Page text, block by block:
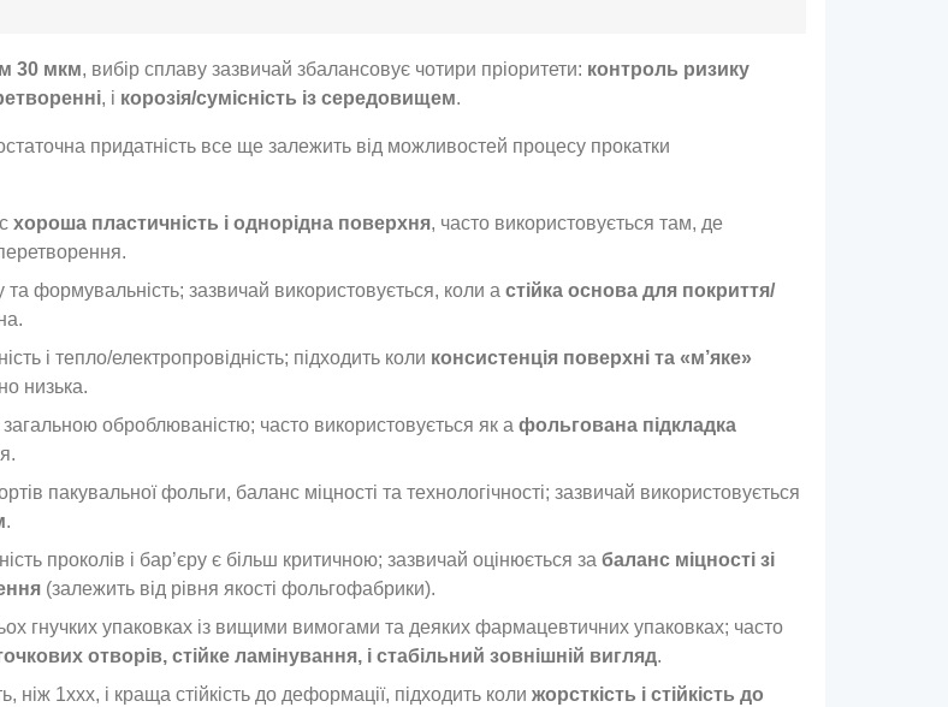
30 мкм, вибір сплаву зазвичай збалансовує чотири пріоритети: контроль ризику
, і корозія/сумісність із середовищем.
придатність все ще залежить від можливостей процесу прокатки
хороша пластичність і однорідна поверхня, часто використовується там, де
та формувальність; зазвичай використовується, коли a стійка основа для покриття/
і тепло/електропровідність; підходить коли консистенція поверхні та «м’яке»
низька.
оброблюваністю; часто використовується як a фольгована підкладка
пакувальної фольги, баланс міцності та технологічності; зазвичай використовується
.
проколів і бар’єру є більш критичною; зазвичай оцінюється за баланс міцності зі
(залежить від рівня якості фольгофабрики).
гнучких упаковках із вищими вимогами та деяких фармацевтичних упаковках; часто
отворів, стійке ламінування, і стабільний зовнішній вигляд.
1xxx, і краща стійкість до деформації, підходить коли жорсткість і стійкість до